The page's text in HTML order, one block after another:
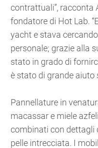
contrattuali”, racconta
fondatore di Hot Lab.
yacht e stava
personale; grazie alla
stato in grado di
è stato di grande aiuto
Pannellature in
macassar e miele
combinati con dettagli
pelle intrecciata. I